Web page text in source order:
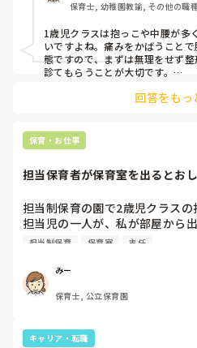
通院して、コルセット、湿布、
乗り切ったら
週末には、左が痛みだし、これ
事をしていたら、
床から支えなしに立ち上がりに
自転車通勤ですが、それも、膝
た。
今は８月。
家でもやることはあります。
日常生活すら支障をきたすほど
椅子に座って作業をすれば？
と、園で言われました。
なので、子ども椅子程度の高さ
保育士, 幼稚園教諭, その他の職
1歳児クラスは抱っこや中腰が多
いですよね。痛みをかばうこと
態ですので、まずは無理をせず
診てもらうことが大切です。
用したり、抱っこや重い作業は
回答をもっ
保育・お仕事
担当保育者が保育室を出るとお
担当制保育の園で2歳児クラスの
担当児の一人が、私が部屋から
になりました。
4月から私への執着が強かった
時に私がそばに行かないと繰り
寝かしつけしている子にちょっ
もしばしば…
担当制保育 保育室 主任
みー
保育士, 公立保育園
キャリア・転職